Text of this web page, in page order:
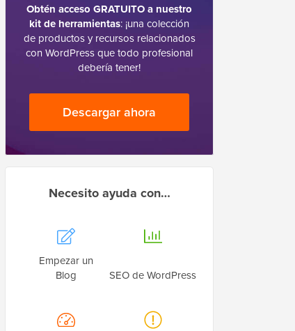
Obtén acceso GRATUITO a nuestro
kit de herramientas: ¡una colección
de productos y recursos relacionados
con WordPress que todo profesional
debería tener!
Descargar ahora
Necesito ayuda con…
Empezar un
Blog
SEO de WordPress